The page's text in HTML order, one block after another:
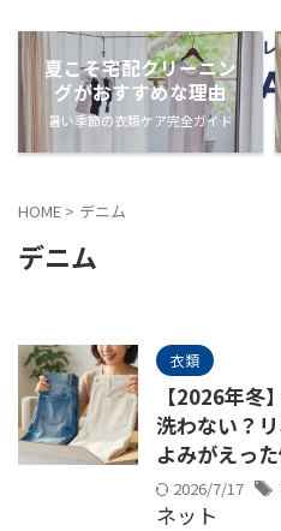
夏こそ宅配クリーニン
グがおすすめな理由
暑い季節の衣類ケア完全ガイド
HOME > デニム
デニム
衣類
【2026年冬
洗わない？
よみがえっ
2026/7/17
ネット